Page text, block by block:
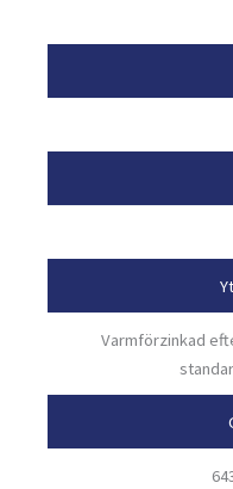
Varmförzinkad